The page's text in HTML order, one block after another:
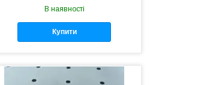
В наявності
Купити